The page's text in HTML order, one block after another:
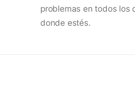
problemas en todos los
donde estés.